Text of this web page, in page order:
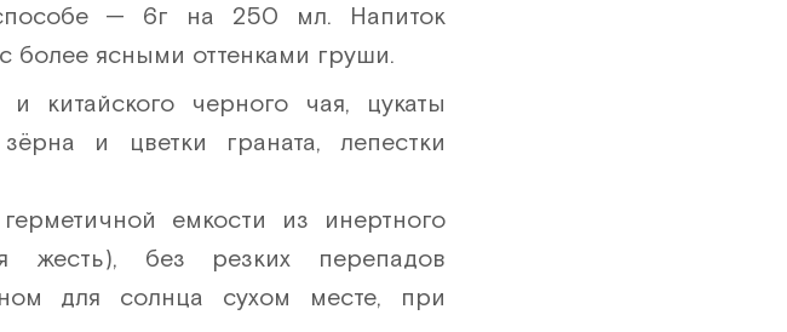
21 шт
22 шт
23 шт
26 шт
— 6г на 250 мл. Напиток
более ясными оттенками груши.
и китайского черного чая, цукаты
и цветки граната, лепестки
емкости из инертного
жесть), без резких перепадов
для солнца сухом месте, при